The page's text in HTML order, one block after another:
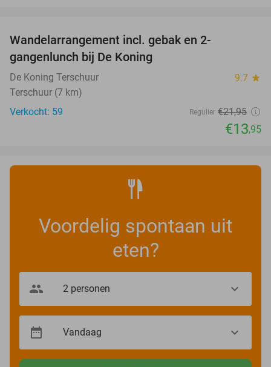
Wandelarrangement incl. gebak en 2-
gangenlunch bij De Koning
De Koning Terschuur 9.7 star
Terschuur (7 km)
Verkocht: 59
Regulier €21,95
€13,95
Voordelig spontaan uit
eten?